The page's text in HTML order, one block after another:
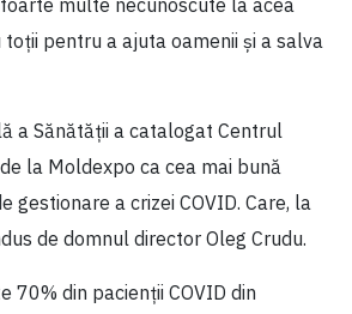
pentru a ajuta oamenii și a salva
a Sănătății a catalogat Centrul
la Moldexpo ca cea mai bună
gestionare a crizei COVID. Care, la
de domnul director Oleg Crudu.
70% din pacienții COVID din